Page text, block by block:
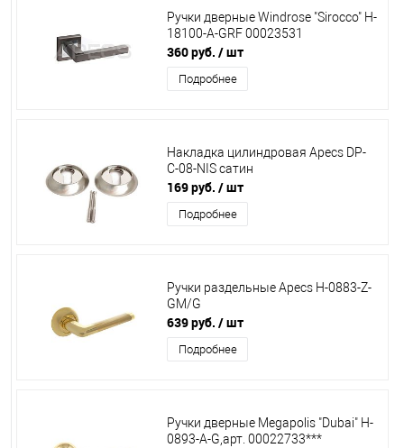
Ручки дверные Windrose "Sirocco" H-
18100-А-GRF 00023531
360 руб. / шт
Подробнее
Накладка цилиндровая Apecs DP-
С-08-NIS сатин
169 руб. / шт
Подробнее
Ручки раздельные Apecs Н-0883-Z-
GM/G
639 руб. / шт
Подробнее
Ручки дверные Megapolis "Dubai" H-
0893-A-G,арт. 00022733***